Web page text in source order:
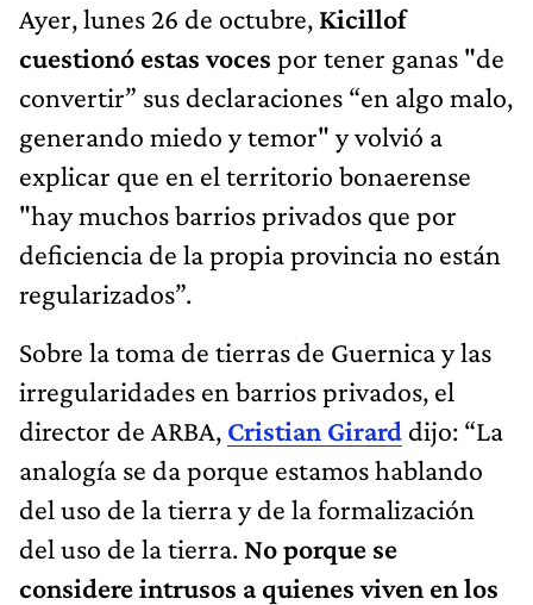
Ayer, lunes 26 de octubre, Kicillof
cuestionó estas voces por tener ganas "de
convertir” sus declaraciones “en algo malo,
generando miedo y temor" y volvió a
explicar que en el territorio bonaerense
"hay muchos barrios privados que por
deficiencia de la propia provincia no están
regularizados”.
Sobre la toma de tierras de Guernica y las
irregularidades en barrios privados, el
director de ARBA, Cristian Girard dijo: “La
analogía se da porque estamos hablando
del uso de la tierra y de la formalización
del uso de la tierra. No porque se
considere intrusos a quienes viven en los